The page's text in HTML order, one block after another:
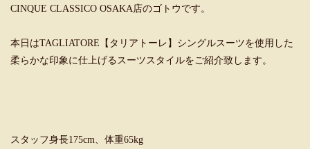
CINQUE CLASSICO OSAKA店のゴトウです。
本日はTAGLIATORE【タリアトーレ】シングルスーツを使用した
柔らかな印象に仕上げるスーツスタイルをご紹介致します。
スタッフ身長175cm、体重65kg